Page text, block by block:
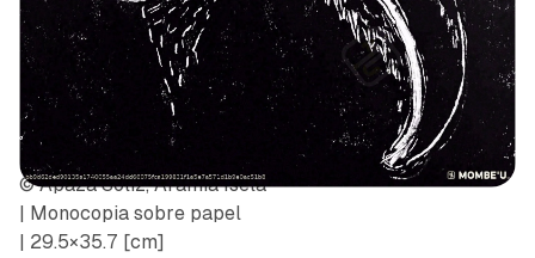
© Apaza Soliz, Aramia Isela
| Monocopia sobre papel
| 29.5×35.7 [cm]